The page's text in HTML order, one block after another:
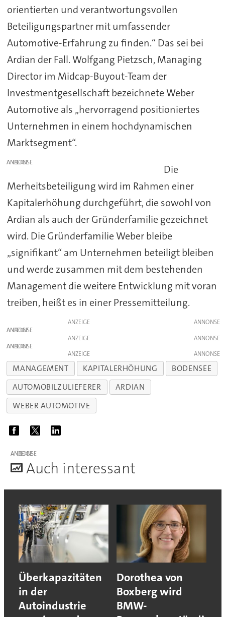
orientierten und verantwortungsvollen
Beteiligungspartner mit umfassender
Automotive-Erfahrung zu finden.“ Das sei bei
Ardian der Fall. Wolfgang Pietzsch, Managing
Director im Midcap-Buyout-Team der
Investmentgesellschaft bezeichnete Weber
Automotive als „hervorragend positioniertes
Unternehmen in einem hochdynamischen
Marktsegment“.
ANZEIGE
Die
Merheitsbeteiligung wird im Rahmen einer
Kapitalerhöhung durchgeführt, die sowohl von
Ardian als auch der Gründerfamilie gezeichnet
wird. Die Gründerfamilie Weber bleibe
„signifikant“ am Unternehmen beteiligt bleiben
und werde zusammen mit dem bestehenden
Management die weitere Entwicklung mit voran
treiben, heißt es in einer Pressemitteilung.
ANZEIGE
ANZEIGE
ANZEIGE
ANZEIGE
ANZEIGE
MANAGEMENT KAPITALERHÖHUNG
BODENSEE
AUTOMOBILZULIEFERER
ARDIAN
WEBER AUTOMOTIVE
ANZEIGE
Auch interessant
Überkapazitäten
in der
Autoindustrie
Dorothea von
Boxberg wird
BMW-